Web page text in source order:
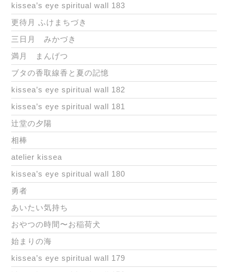
kissea’s eye spiritual wall 183
更待月 ふけまちづき
三日月 みかづき
満月 まんげつ
ブタの香取線香と夏の記憶
kissea’s eye spiritual wall 182
kissea’s eye spiritual wall 181
辻堂の夕陽
相棒
atelier kissea
kissea’s eye spiritual wall 180
勇者
あいたい気持ち
おやつの時間〜お稲荷犬
始まりの海
kissea’s eye spiritual wall 179